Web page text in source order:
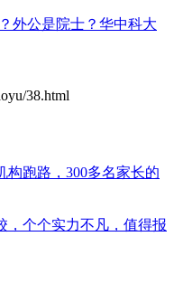
外公是院士？华中科大
38.html
构跑路，300多名家长的
，个个实力不凡，值得报